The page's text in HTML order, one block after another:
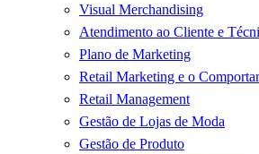
Visual Merchandising
Atendimento ao Cliente e
Plano de Marketing
Retail Marketing e o
Retail Management
Gestão de Lojas de Moda
Gestão de Produto